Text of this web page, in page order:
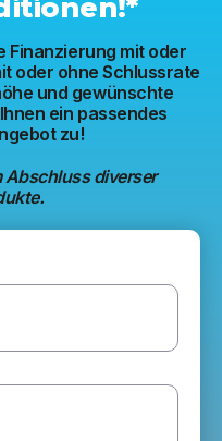
Finanzierung mit oder
oder ohne Schlussrate
und gewünschte
ein passendes
zu!
diverser